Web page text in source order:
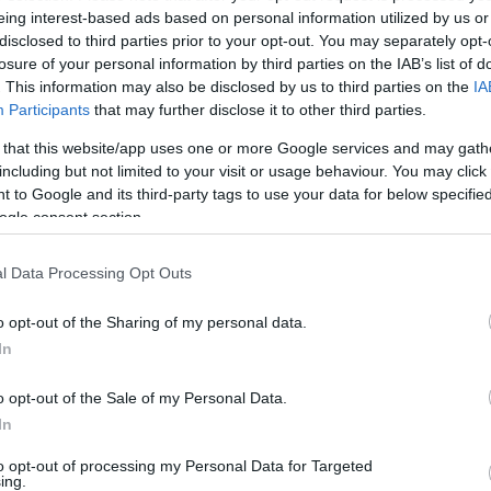
interest-based ads based on personal information utilized by us
to third parties prior to your opt-out. You may separately
of your personal information by third parties on the IAB’s list of
This information may also be disclosed by us to third parties on the
Participants that may further disclose it to other third parties.
that this website/app uses one or more Google services and may
but not limited to your visit or usage behaviour. You may
to Google and its third-party tags to use your data for below
consent section.
Data Processing Opt Outs
opt-out of the Sharing of my personal data.
opt-out of the Sale of my Personal Data.
opt-out of processing my Personal Data for Targeted
σενάρια για
επίθεση κατά του
Ιρανών προς την
ΚΟΣΜΟΣ
Σομαλιλάνδη: Έκτακτη
συνεδρίαση του Συμβουλίου
αναγνώριση από το Ισραήλ